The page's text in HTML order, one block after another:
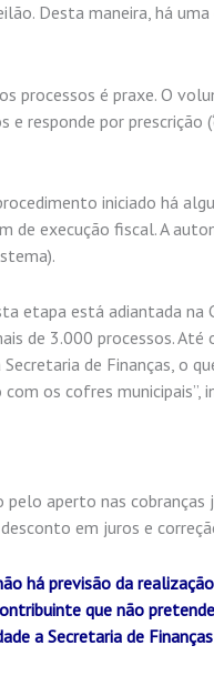
Desta maneira, há
processos é praxe. O
responde por prescrição
iniciado há
execução fiscal. A
etapa está adiantada na
de 3.000 processos.
de Finanças, o
os cofres municipais”,
pelo aperto nas
em juros e
há previsão da
que não
a Secretaria de